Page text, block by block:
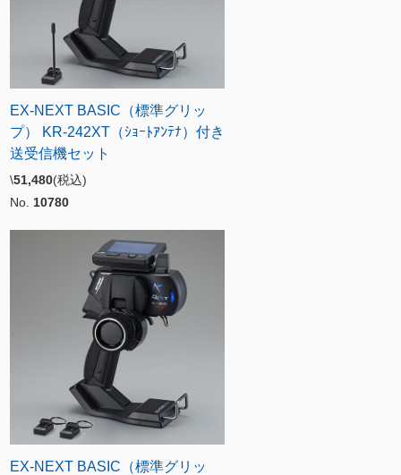
EX-NEXT BASIC（標準グリッ
プ） KR-242XT（ｼｮｰﾄｱﾝﾃﾅ）付き
送受信機セット
\51,480(税込)
No. 10780
EX-NEXT BASIC（標準グリッ